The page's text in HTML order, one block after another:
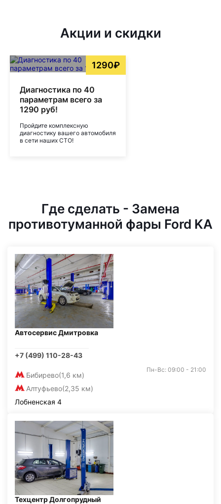
Акции и скидки
1290₽
Диагностика по 40
параметрам всего за
1290 руб!
Пройдите комплексную
диагностику вашего автомобиля
в сети наших СТО!
Где сделать - Замена
противотуманной фары Ford KA
Автосервис Дмитровка
+7 (499) 110-28-43
Бибирево(1,6 км)
Алтуфьево(2,35 км)
Пн-Вс: 09:00 - 21:00
Лобненская 4
Техцентр Долгопрудный